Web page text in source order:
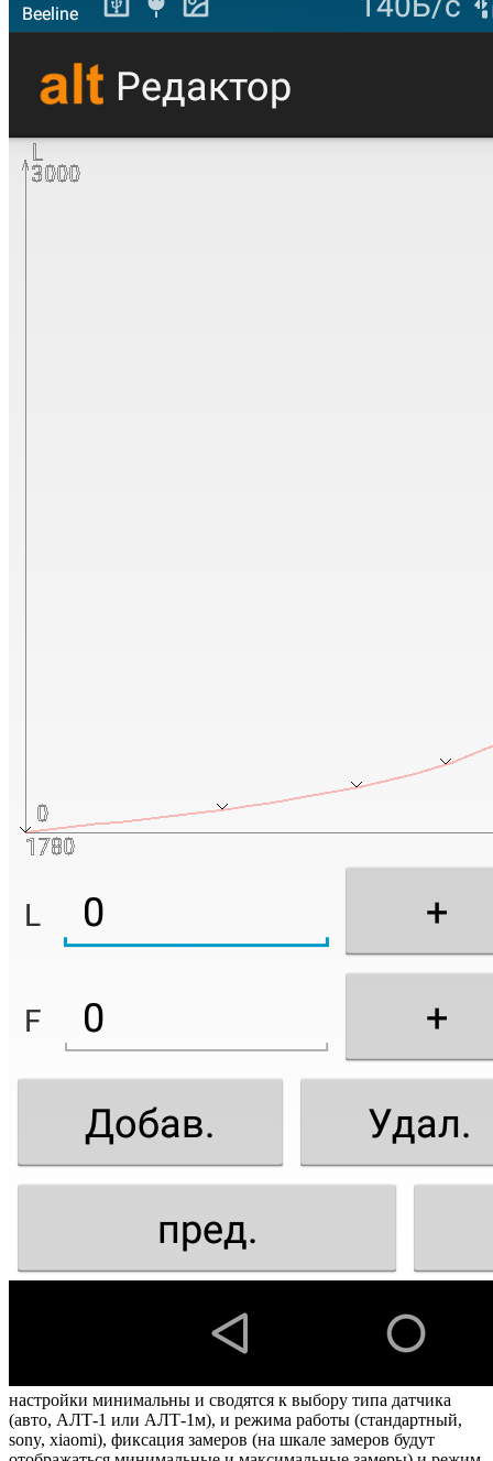
настройки минимальны и сводятся к выбору типа датчика
(авто, АЛТ-1 или АЛТ-1м), и режима работы (стандартный,
sony, xiaomi), фиксация замеров (на шкале замеров будут